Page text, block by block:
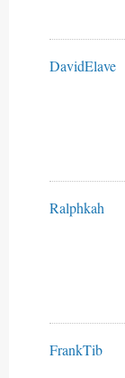
DavidElave
Ralphkah
FrankTib